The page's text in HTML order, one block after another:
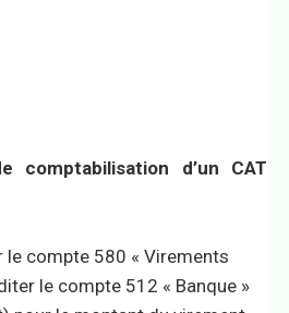
comptabilisation d’un CAT
le compte 580 « Virements
le compte 512 « Banque »